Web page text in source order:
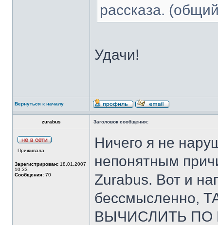
рассказа.
Удачи!
Вернуться к началу
zurabus Заголовок сообщения:
Приживала
Зарегистрирован: 18.01.2007
10:33
Сообщения: 70
Ничего я не
непонятным
Zurabus. Вот и
бессмысленно,
ВЫЧИСЛИТЬ ПО